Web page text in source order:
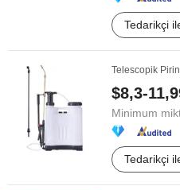
Tedarikçi
Telescopik
$8,3-
Minimum
Tedarikçi